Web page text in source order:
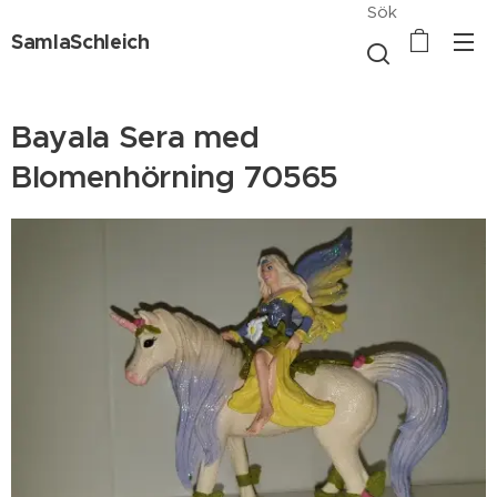
SamlaSchleich
Sök
Bayala Sera med
Blomenhörning 70565